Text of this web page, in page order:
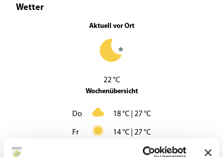
Wetter
Aktuell vor Ort
22 °C
Wochenübersicht
Do 18 °C | 27 °C
Fr 14 °C | 27 °C
13 °C | 30 °C